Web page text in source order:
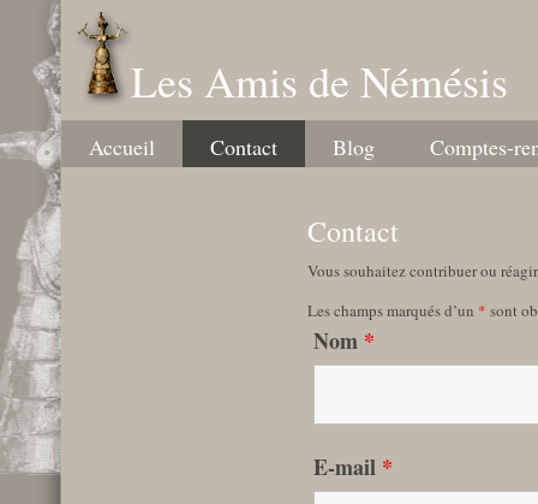
Les Amis de Némésis
Accueil Contact Blog Comptes-
Contact
Vous souhaitez contribuer ou
Les champs marqués d’un * sont
Nom *
E-mail *